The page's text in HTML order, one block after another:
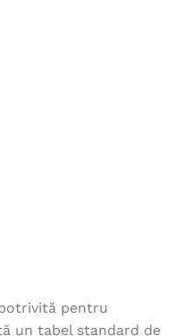
pentru
un tabel standard de